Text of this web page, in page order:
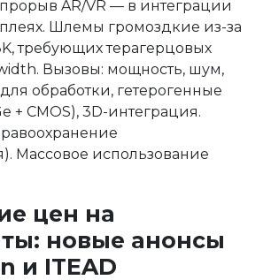
AR/VR — в интеграции
Шлемы громоздкие из-за
требующих терагерцовых
Вызовы: мощность, шум,
обработки, гетерогенные
+ CMOS), 3D-интеграция.
Массовое использование
цен на
новые анонсы
и ITEAD